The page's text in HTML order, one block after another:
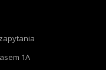
1A